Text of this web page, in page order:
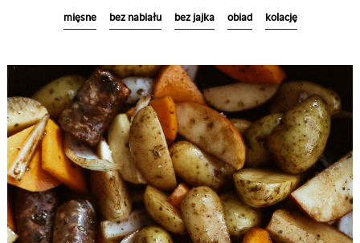
Sklep
Koszyk
PLN
mięsne bez nabiału bez jajka obiad kolację